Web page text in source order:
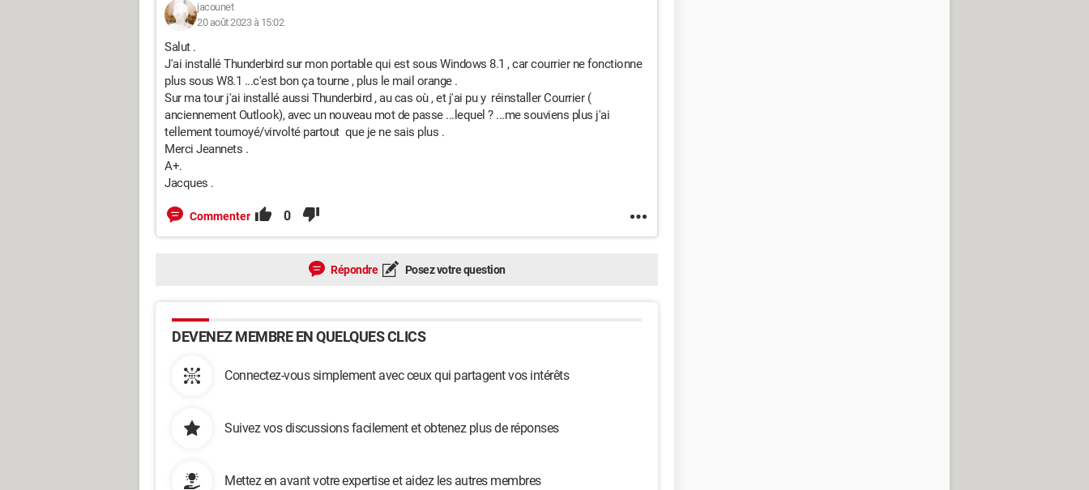
jacounet
20 août 2023 à 15:02
Salut .
J'ai installé Thunderbird sur mon portable qui est sous Windows 8.1 , car courrier ne fonctionne
plus sous W8.1 ...c'est bon ça tourne , plus le mail orange .
Sur ma tour j'ai installé aussi Thunderbird , au cas où , et j'ai pu y réinstaller Courrier (
anciennement Outlook), avec un nouveau mot de passe ...lequel ? ...me souviens plus j'ai
tellement tournoyé/virvolté partout que je ne sais plus .
Merci Jeannets .
A+.
Jacques .
Commenter 0
Répondre Posez votre question
DEVENEZ MEMBRE EN QUELQUES CLICS
Connectez-vous simplement avec ceux qui partagent vos intérêts
Suivez vos discussions facilement et obtenez plus de réponses
Mettez en avant votre expertise et aidez les autres membres